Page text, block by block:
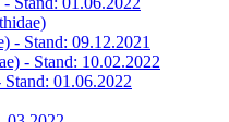
- Stand: 09.12.2021
- Stand: 10.02.2022
01.06.2022